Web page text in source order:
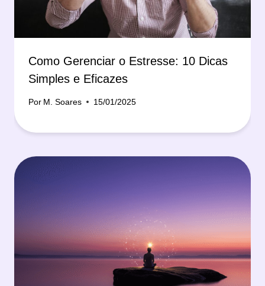
Como Gerenciar o Estresse: 10 Dicas
Simples e Eficazes
Por M. Soares 15/01/2025